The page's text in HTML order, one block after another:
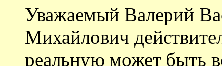
Уважаемый Валерий
Михайлович
реальную может быть